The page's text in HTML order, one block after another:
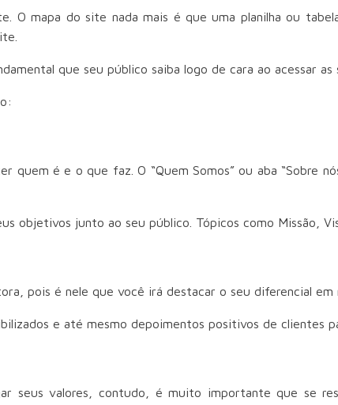
O mapa do site nada mais é que uma planilha ou
que seu público saiba logo de cara ao acessar as
é e o que faz. O “Quem Somos” ou aba “Sobre
objetivos junto ao seu público. Tópicos como Missão,
pois é nele que você irá destacar o seu diferencial em
e até mesmo depoimentos positivos de clientes
seus valores, contudo, é muito importante que se